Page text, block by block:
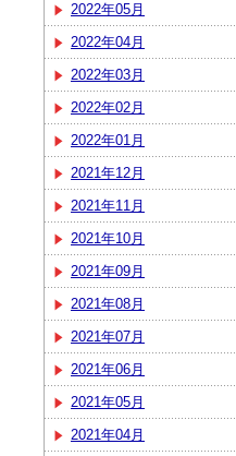
2022年05月
2022年04月
2022年03月
2022年02月
2022年01月
2021年12月
2021年11月
2021年10月
2021年09月
2021年08月
2021年07月
2021年06月
2021年05月
2021年04月